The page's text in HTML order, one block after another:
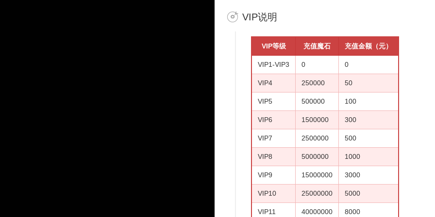
VIP说明
VIP等级 充值魔石 充值金额（元）
VIP1-VIP3 0 0
VIP4 250000 50
VIP5 500000 100
VIP6 1500000 300
VIP7 2500000 500
VIP8 5000000 1000
VIP9 15000000 3000
VIP10 25000000 5000
VIP11 40000000 8000